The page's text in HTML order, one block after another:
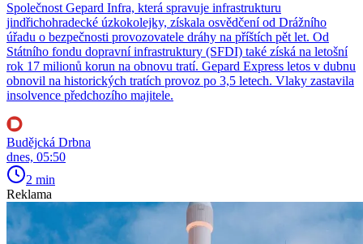
Společnost Gepard Infra, která spravuje infrastrukturu
jindřichohradecké úzkokolejky, získala osvědčení od Drážního
úřadu o bezpečnosti provozovatele dráhy na příštích pět let. Od
Státního fondu dopravní infrastruktury (SFDI) také získá na letošní
rok 17 milionů korun na obnovu tratí. Gepard Express letos v dubnu
obnovil na historických tratích provoz po 3,5 letech. Vlaky zastavila
insolvence předchozího majitele.
Budějcká Drbna
dnes, 05:50
2 min
Reklama